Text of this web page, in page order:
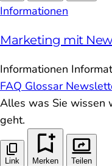
Informationen
Marketing mit
Informationen
FAQ Glossar
Alles was Sie wissen
geht.
Link Merken Teilen